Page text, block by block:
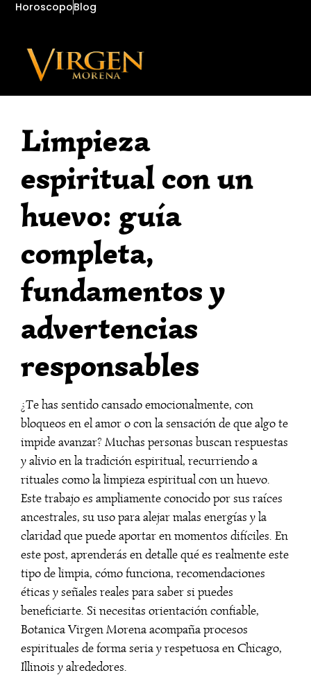
HoroscopoBlog
Limpieza
espiritual con un
huevo: guía
completa,
fundamentos y
advertencias
responsables
¿Te has sentido cansado emocionalmente, con
bloqueos en el amor o con la sensación de que algo te
impide avanzar? Muchas personas buscan respuestas
y alivio en la tradición espiritual, recurriendo a
rituales como la limpieza espiritual con un huevo.
Este trabajo es ampliamente conocido por sus raíces
ancestrales, su uso para alejar malas energías y la
claridad que puede aportar en momentos difíciles. En
este post, aprenderás en detalle qué es realmente este
tipo de limpia, cómo funciona, recomendaciones
éticas y señales reales para saber si puedes
beneficiarte. Si necesitas orientación confiable,
Botanica Virgen Morena acompaña procesos
espirituales de forma seria y respetuosa en Chicago,
Illinois y alrededores.